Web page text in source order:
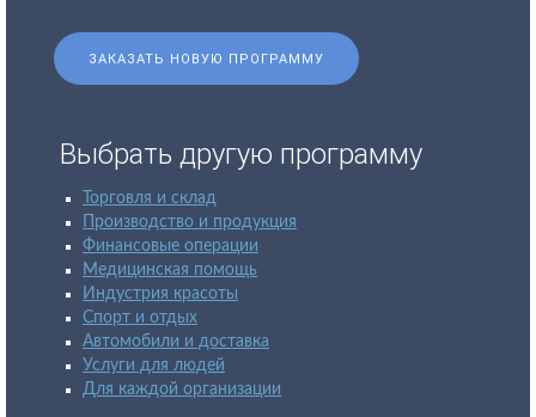
ЗАКАЗАТЬ НОВУЮ ПРОГРАММУ
Выбрать другую программу
Торговля и склад
Производство и продукция
Финансовые операции
Медицинская помощь
Индустрия красоты
Спорт и отдых
Автомобили и доставка
Услуги для людей
Для каждой организации